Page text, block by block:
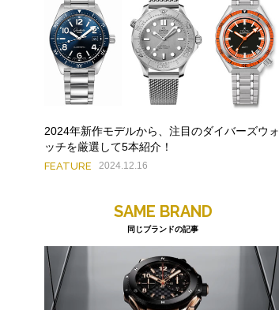
2024年新作モデルから、注目のダイバーズウォ
ッチを厳選して5本紹介！
FEATURE 2024.12.16
SAME BRAND
同じブランドの記事